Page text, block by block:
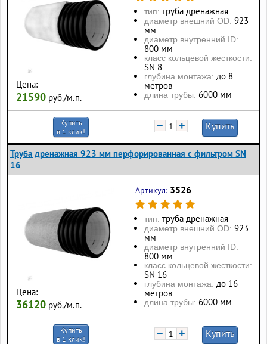
Цена:
21590 руб./м.п.
тип: труба дренажная
диаметр внешний OD: 923
мм
диаметр внутренний ID:
800 мм
класс кольцевой жесткости:
SN 8
глубина монтажа: до 8
метров
длина трубы: 6000 мм
Купить
в 1 клик!
− + Купить
Труба дренажная 923 мм перфорированная с фильтром SN
16
Цена:
36120 руб./м.п.
Артикул: 3526
тип: труба дренажная
диаметр внешний OD: 923
мм
диаметр внутренний ID:
800 мм
класс кольцевой жесткости:
SN 16
глубина монтажа: до 16
метров
длина трубы: 6000 мм
Купить
в 1 клик!
− + Купить